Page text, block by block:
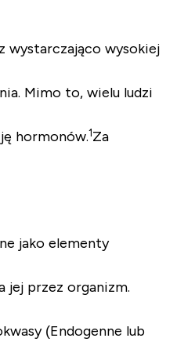
wystarczająco wysokiej
Mimo to, wielu ludzi
hormonów.1Za
jako elementy
jej przez organizm.
(Endogenne lub